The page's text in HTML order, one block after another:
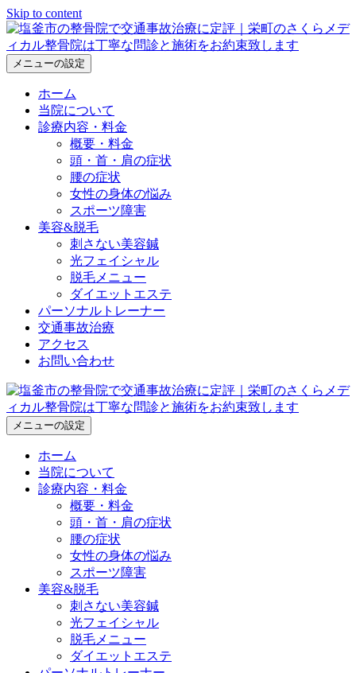
Skip to content
メニューの設定
ホーム
当院について
診療内容・料金
概要・料金
頭・首・肩の症状
腰の症状
女性の身体の悩み
スポーツ障害
美容&脱毛
刺さない美容鍼
光フェイシャル
脱毛メニュー
ダイエットエステ
パーソナルトレーナー
交通事故治療
アクセス
お問い合わせ
メニューの設定
ホーム
当院について
診療内容・料金
概要・料金
頭・首・肩の症状
腰の症状
女性の身体の悩み
スポーツ障害
美容&脱毛
刺さない美容鍼
光フェイシャル
脱毛メニュー
ダイエットエステ